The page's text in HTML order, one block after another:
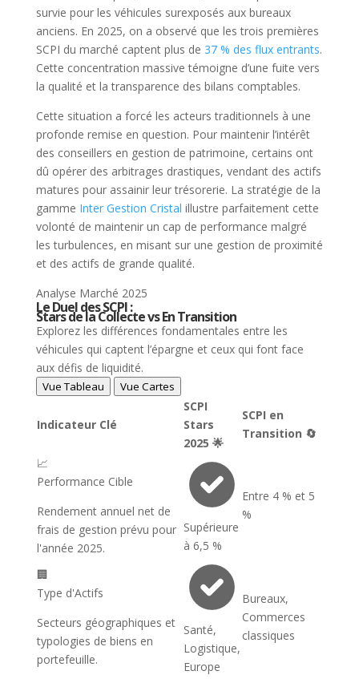
survie pour les véhicules surexposés aux bureaux
anciens. En 2025, on a observé que les trois premières
SCPI du marché captent plus de 37 % des flux entrants.
Cette concentration massive témoigne d’une fuite vers
la qualité et la transparence des bilans comptables.
Cette situation a forcé les acteurs traditionnels à une
profonde remise en question. Pour maintenir l’intérêt
des conseillers en gestion de patrimoine, certains ont
dû opérer des arbitrages drastiques, vendant des actifs
matures pour assainir leur trésorerie. La stratégie de la
gamme Inter Gestion Cristal illustre parfaitement cette
volonté de maintenir un cap de performance malgré
les turbulences, en misant sur une gestion de proximité
et des actifs de grande qualité.
Analyse Marché 2025
Le Duel des SCPI :
Stars de la CollectevsEn Transition
Explorez les différences fondamentales entre les
véhicules qui captent l’épargne et ceux qui font face
aux défis de liquidité.
Vue Tableau Vue Cartes
Indicateur Clé
SCPI
Stars
2025 🌟
SCPI en
Transition 🔄
📈
Performance Cible
Rendement annuel net de
frais de gestion prévu pour
l'année 2025.
Supérieure
à 6,5 %
Entre 4 % et 5
%
🏢
Type d'Actifs
Secteurs géographiques et
typologies de biens en
portefeuille.
Santé,
Logistique,
Europe
Bureaux,
Commerces
classiques